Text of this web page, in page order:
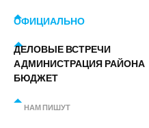
ОФИЦИАЛЬНО
ДЕЛОВЫЕ ВСТРЕЧИ
АДМИНИСТРАЦИЯ РАЙОНА
БЮДЖЕТ
НАМ ПИШУТ